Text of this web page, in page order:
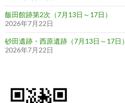
飯田館跡第2次（7月13日～17日）
2026年7月22日
砂田遺跡・西原遺跡（7月13日～17日）
2026年7月22日